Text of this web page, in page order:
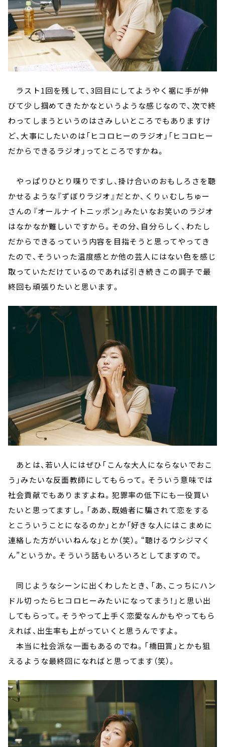
ラスト1回を残して、3回目にしてようやく裾に手が伸
びて少し掴めてきたかなというような感じなので、次で終
わってしまうというのはさみしいところでもありますけ
ど、大事にしたいのは「ヒコロヒーのラジオ」「ヒコロヒー
だからできるラジオ」ってところですかね。
やっぱりひとり喋りですし、掛け合いのおもしろさを聴
かせるような『ずぼりラジオ』だとか、くりぃむしちゅー
さんの『オールナイトニッポン』みたいなお笑いのラジオ
はなかなか難しいですから。その分、自分らしく、わたし
だからできるっていう内容を目指そうと思ってやってき
たので、そういった温度感とか他の芸人にはない色を感じ
取っていただけているのであれば引き続きこの調子で最
終回も頑張りたいと思います。
あとは、若い人にはぜひ「こんな大人にならないでおこ
う」みたいな反面教師にしてもらって。そういう意味では
社会貢献でもありますよね。犯罪率の低下にも一役買い
たいと思ってますし。「ああ、既婚者に騙されて恋をする
とこういうことになるのか」とか「好きな人にはこまめに
連絡した方がいいねんな」とか（笑）。“聴けるウシジマく
ん”というか。そういう話もいろいろとしてますので。
同じようなシーンに出くわしたとき、「あ、こっちにハン
ドル切ったらヒコロヒーみたいになってまう！」と思い出
してもらって。そうやって上手く恋愛なんかもやってもら
えれば、出生率も上がっていくと思うんですよ。
本当に社会派な一面もあるのでね。「橋田賞」とかも狙
えるような最終回になればと思ってます（笑）。